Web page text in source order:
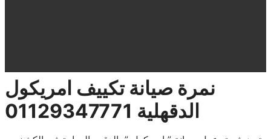
نمرة صيانة تكييف امريكول
الدقهلية 01129347771